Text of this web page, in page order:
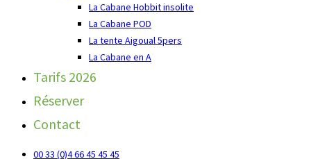
La Cabane Hobbit insolite
La Cabane POD
La tente Aigoual 5pers
La Cabane en A
Tarifs 2026
Réserver
Contact
00 33 (0)4 66 45 45 45